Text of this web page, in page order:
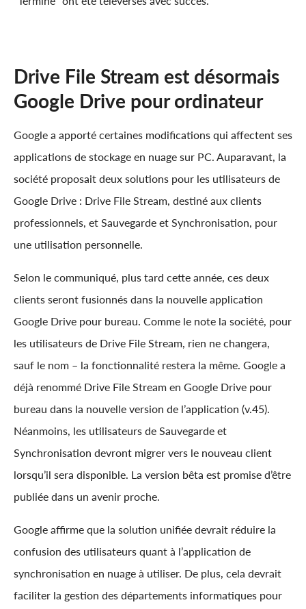
Drive File Stream est désormais
Google Drive pour ordinateur
Google a apporté certaines modifications qui affectent ses
applications de stockage en nuage sur PC. Auparavant, la
société proposait deux solutions pour les utilisateurs de
Google Drive : Drive File Stream, destiné aux clients
professionnels, et Sauvegarde et Synchronisation, pour
une utilisation personnelle.
Selon le communiqué, plus tard cette année, ces deux
clients seront fusionnés dans la nouvelle application
Google Drive pour bureau. Comme le note la société, pour
les utilisateurs de Drive File Stream, rien ne changera,
sauf le nom – la fonctionnalité restera la même. Google a
déjà renommé Drive File Stream en Google Drive pour
bureau dans la nouvelle version de l’application (v.45).
Néanmoins, les utilisateurs de Sauvegarde et
Synchronisation devront migrer vers le nouveau client
lorsqu’il sera disponible. La version bêta est promise d’être
publiée dans un avenir proche.
Google affirme que la solution unifiée devrait réduire la
confusion des utilisateurs quant à l’application de
synchronisation en nuage à utiliser. De plus, cela devrait
faciliter la gestion des départements informatiques pour